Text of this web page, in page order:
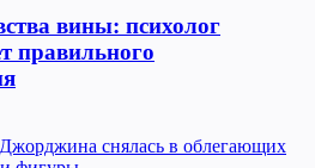
вины: психолог
правильного